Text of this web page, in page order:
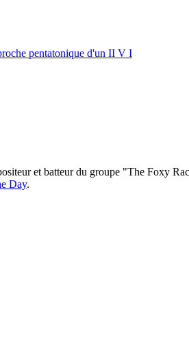
pentatonique d'un II V I
et batteur du groupe "The Foxy
Day.